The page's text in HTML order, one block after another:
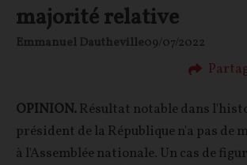
majorité relative
Emmanuel Dautheville09/07/2022
OPINION.Résultat notable dans
président de la République n'a pas de
à l'Assemblée nationale. Un cas de